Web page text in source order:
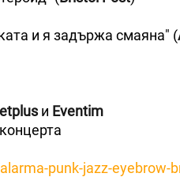
и я задържа смаяна" (
и Eventim
punk-jazz-eyebrow-